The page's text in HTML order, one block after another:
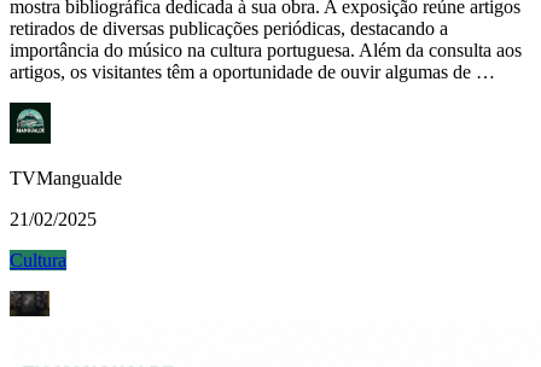
mostra bibliográfica dedicada à sua obra. A exposição reúne artigos
retirados de diversas publicações periódicas, destacando a
importância do músico na cultura portuguesa. Além da consulta aos
artigos, os visitantes têm a oportunidade de ouvir algumas de …
TVMangualde
21/02/2025
Cultura